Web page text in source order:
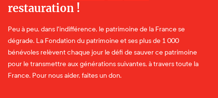
restauration !
Peu à peu, dans l'indifférence, le patrimoine de la France se
dégrade. La Fondation du patrimoine et ses plus de 1 000
bénévoles relèvent chaque jour le défi de sauver ce patrimoine
pour le transmettre aux générations suivantes, à travers toute la
France. Pour nous aider, faites un don.